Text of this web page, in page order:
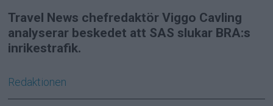
Travel News chefredaktör Viggo Cavling
analyserar beskedet att SAS slukar BRA:s
inrikestrafik.
Redaktionen